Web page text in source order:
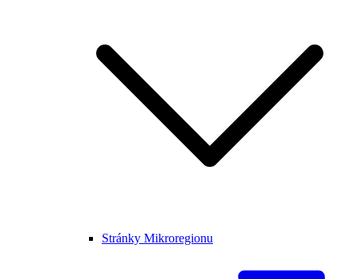
Stránky Mikroregionu